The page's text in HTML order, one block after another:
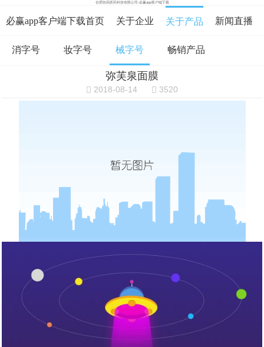
合肥弥高医药科技有限公司-必赢app客户端下载
必赢app客户端下载首页 关于企业 关于产品 新闻直播
在线咨询 资料下载 在线留言
必赢app客户端下载的人才招聘
消字号 妆字号 械字号 畅销产品
弥芙泉面膜
2018-08-14 3520